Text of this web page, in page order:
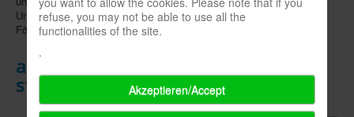
Unternehmenskultur, die Gestaltung von HR-Prozessen und die
Förderung der Mitarbeiter.
arsEdition: Verlegt bald auch Spiele /
starts game publishing
refuse, you may not be able to use all the
functionalities of the site.
.
Akzeptieren/Accept